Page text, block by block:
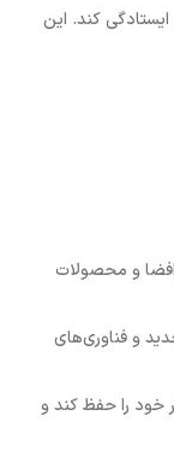
کند. این
و محصولات
و فناوری‌های
خود را حفظ کند و